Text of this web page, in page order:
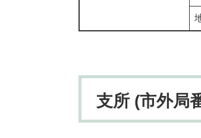
支所 (市外局